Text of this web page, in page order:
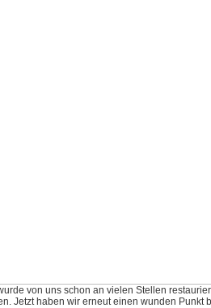
von uns schon an vielen Stellen
Jetzt haben wir erneut einen wunden Punkt